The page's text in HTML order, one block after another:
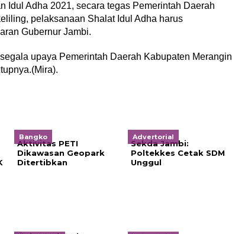
Idul Adha 2021, secara tegas Pemerintah Daerah
pelaksanaan Shalat Idul Adha harus
Gubernur Jambi.
upaya Pemerintah Daerah Kabupaten Merangin
Bangko
Aktivitas PETI
Dikawasan Geopark
Ditertibkan
Advertorial
Sekda Jambi:
Poltekkes Cetak SDM
Unggul